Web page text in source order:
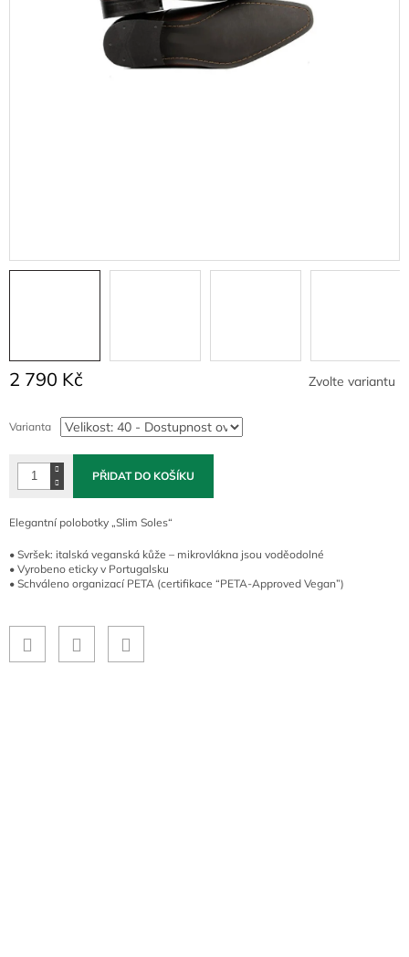
2 790 Kč
cena:
Zvolte variantu
Varianta
PŘIDAT DO KOŠÍKU
Elegantní polobotky „Slim Soles“
• Svršek: italská veganská kůže – mikrovlákna jsou voděodolné
• Vyrobeno eticky v Portugalsku
• Schváleno organizací PETA (certifikace “PETA-Approved Vegan”)